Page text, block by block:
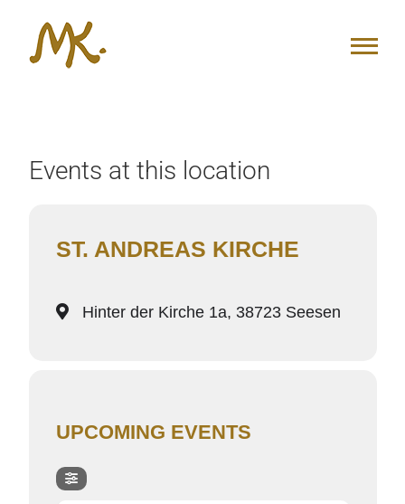
springen
Events at this location
ST. ANDREAS KIRCHE
Hinter der Kirche 1a, 38723 Seesen
UPCOMING EVENTS